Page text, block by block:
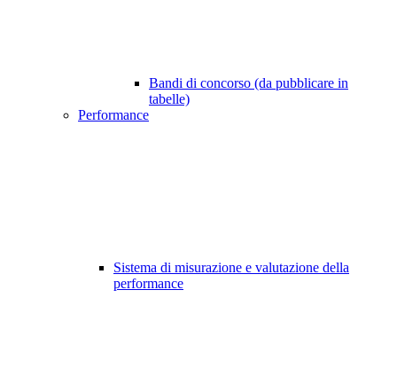
Bandi di concorso (da pubblicare in
tabelle)
Performance
Sistema di misurazione e valutazione della
performance